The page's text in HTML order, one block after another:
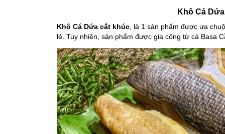
Khô Cá
Khô Cá Dứa cắt khúc , là 1 sản phẩm được ưa
lẻ. Tuy nhiên, sản phẩm được gia công từ cá Basa